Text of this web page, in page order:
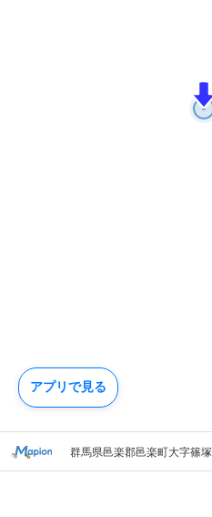
群馬県邑楽郡邑楽町大字篠塚
アプリで見る